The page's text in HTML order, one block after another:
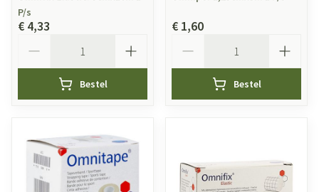
P/s
€ 4,33
Bestel
€ 1,60
Bestel